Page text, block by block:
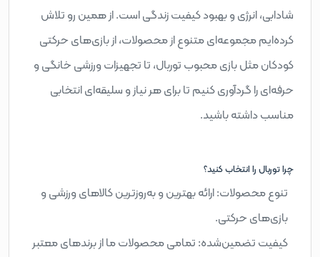
شادابی، انرژی و بهبود کیفیت زندگی است. از همین رو تلاش
کرده‌ایم مجموعه‌ای متنوع از محصولات، از بازی‌های حرکتی
کودکان مثل بازی محبوب توربال، تا تجهیزات ورزشی خانگی و
حرفه‌ای را گردآوری کنیم تا برای هر نیاز و سلیقه‌ای انتخابی
مناسب داشته باشید.
چرا توربال را انتخاب کنید؟
تنوع محصولات: ارائه بهترین و به‌روزترین کالاهای ورزشی و
بازی‌های حرکتی.
کیفیت تضمین‌شده: تمامی محصولات ما از برندهای معتبر